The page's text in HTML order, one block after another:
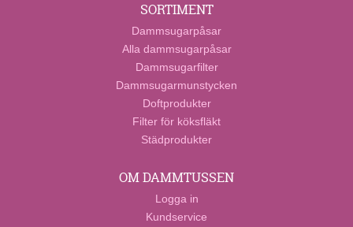
SORTIMENT
Dammsugarpåsar
Alla dammsugarpåsar
Dammsugarfilter
Dammsugarmunstycken
Doftprodukter
Filter för köksfläkt
Städprodukter
OM DAMMTUSSEN
Logga in
Kundservice